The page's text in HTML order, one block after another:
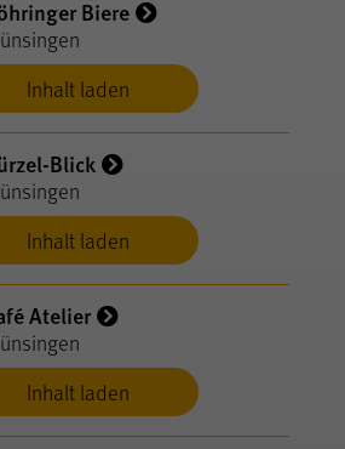
Inhalt laden
Biere
Inhalt laden
Blick
Inhalt laden
Atelier